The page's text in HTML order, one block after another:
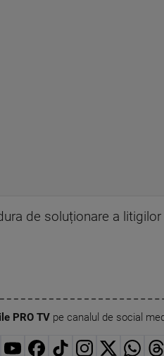
de soluționare a
PRO TVpe canalul de social